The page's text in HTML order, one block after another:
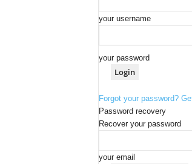
your username
your password
Forgot your password?
Password recovery
Recover your password
your email